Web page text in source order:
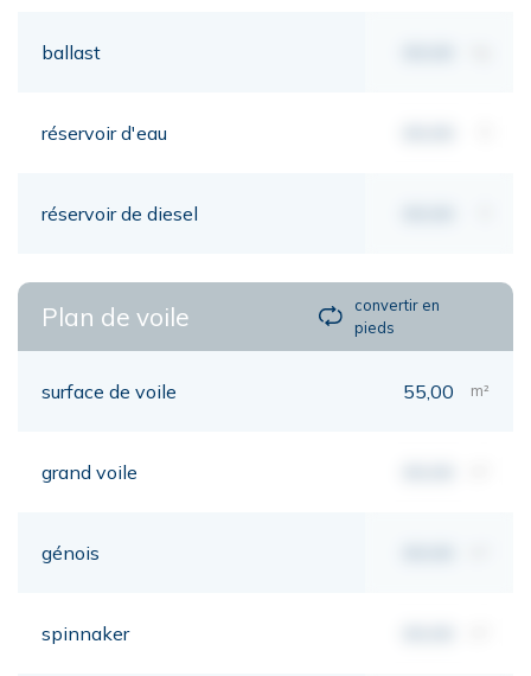
ballast
réservoir d'eau
réservoir de diesel
Plan de voile
convertir en
pieds
surface de voile 55,00 m²
grand voile
génois
spinnaker